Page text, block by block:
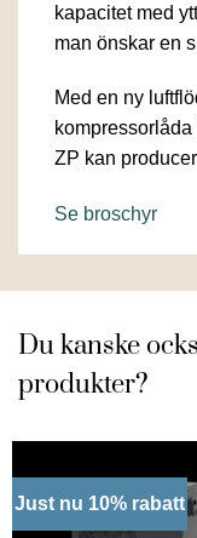
kapacitet med
man önskar en
Med en ny
ZP kan
Se broschyr
Du kanske
produkter?
Just nu 10% rabatt